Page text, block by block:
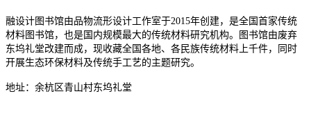
融设计图书馆由品物流形设计工作室于2015年创建，是全国首家传统
材料图书馆，也是国内规模最大的传统材料研究机构。图书馆由废弃
东坞礼堂改建而成，现收藏全国各地、各民族传统材料上千件，同时
开展生态环保材料及传统手工艺的主题研究。
地址：余杭区青山村东坞礼堂